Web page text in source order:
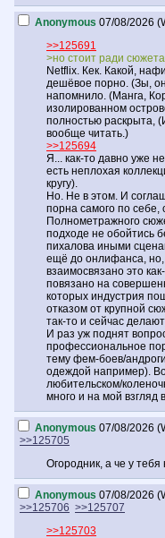
Anonymous 07/08/2026
>>125691
>но стоит ради сюжета
Netflix. Кек. Какой,
дешёвое порно. (Зы,
напомнило. (Манга,
изолированном
полностью раскрыта,
вообще читать.)
>>125694
Я... как-то давно уже
есть неплохая
кругу).
Но. Не в этом. И
порна самого по себе,
Полнометражного
подходе не обойтись
пихалова иными
ещё до онлифанса, но,
взаимосвязано это
повязано на
которых индустрия
отказом от крупной
так-то и сейчас
И раз уж поднят
профессиональное
тему фем-боев/
одеждой например).
любительском/
много и на мой взгляд
Anonymous 07/08/2026
>>125705
Огородник, а че у
Anonymous 07/08/2026
>>125706 >>125707
>>125703